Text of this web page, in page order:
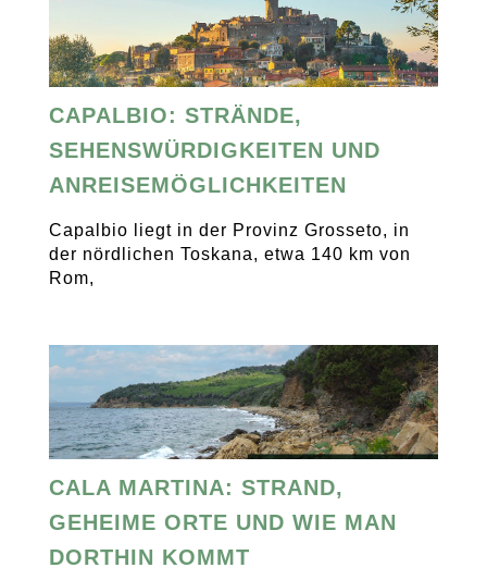
CAPALBIO: STRÄNDE,
SEHENSWÜRDIGKEITEN UND
ANREISEMÖGLICHKEITEN
Capalbio liegt in der Provinz Grosseto, in
der nördlichen Toskana, etwa 140 km von
Rom,
CALA MARTINA: STRAND,
GEHEIME ORTE UND WIE MAN
DORTHIN KOMMT